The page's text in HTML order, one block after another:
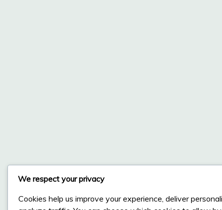
We respect your privacy
Cookies help us improve your experience, deliver